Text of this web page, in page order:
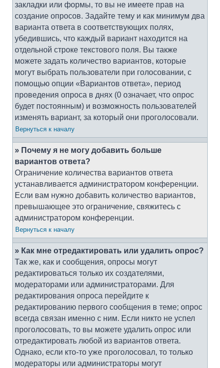
закладки или формы, то вы не имеете прав на
создание опросов. Задайте тему и как минимум два
варианта ответа в соответствующих полях,
убедившись, что каждый вариант находится на
отдельной строке текстового поля. Вы также
можете задать количество вариантов, которые
могут выбрать пользователи при голосовании, с
помощью опции «Вариантов ответа», период
проведения опроса в днях (0 означает, что опрос
будет постоянным) и возможность пользователей
изменять вариант, за который они проголосовали.
Вернуться к началу
» Почему я не могу добавить больше
вариантов ответа?
Ограничение количества вариантов ответа
устанавливается администратором конференции.
Если вам нужно добавить количество вариантов,
превышающее это ограничение, свяжитесь с
администратором конференции.
Вернуться к началу
» Как мне отредактировать или удалить опрос?
Так же, как и сообщения, опросы могут
редактироваться только их создателями,
модераторами или администраторами. Для
редактирования опроса перейдите к
редактированию первого сообщения в теме; опрос
всегда связан именно с ним. Если никто не успел
проголосовать, то вы можете удалить опрос или
отредактировать любой из вариантов ответа.
Однако, если кто-то уже проголосовал, то только
модераторы или администраторы могут